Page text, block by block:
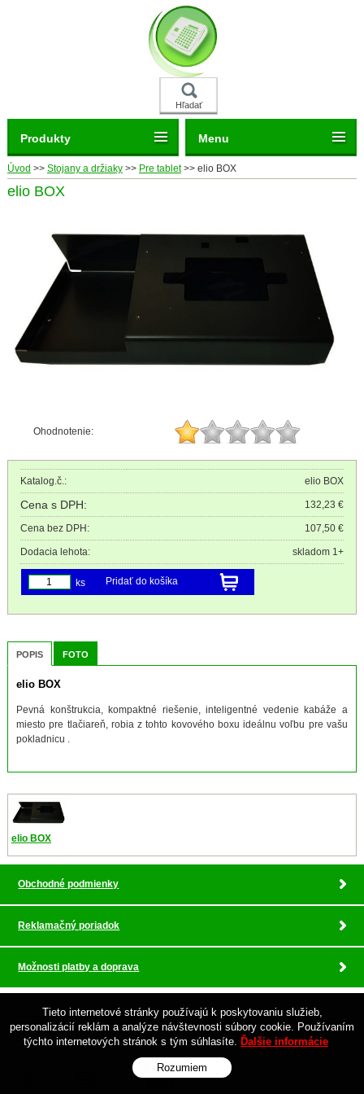
Hľadať
Úvod >> Stojany a držiaky >> Pre tablet >> elio BOX
elio BOX
Ohodnotenie:
Katalog.č.: elio BOX
Cena s DPH: 132,23 €
Cena bez DPH: 107,50 €
Dodacia lehota: skladom 1+
Pridať do košíka
ks
POPIS FOTO
elio BOX
Pevná konštrukcia, kompaktné riešenie, inteligentné vedenie kabáže a
miesto pre tlačiareň, robia z tohto kovového boxu ideálnu voľbu pre vašu
pokladnicu .
elio BOX
Produkty
Obchodné podmienky
Reklamačný poriadok
Možnosti platby a doprava
© 2026 Pokladnicne centrum , profesionalny servis •tvorba eshopu cez UNIobchod
webhostingspoločnostiWEBYGROUP
Menu
0 ks za
Tieto internetové stránky používajú k poskytovaniu služieb,
personalizácií reklám a analýze návštevnosti súbory cookie. Používaním
týchto internetových stránok s tým súhlasíte. Ďalšie informácie
Rozumiem